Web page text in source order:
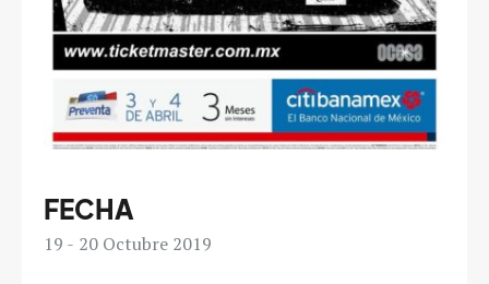
FECHA
19 20 Octubre 2019